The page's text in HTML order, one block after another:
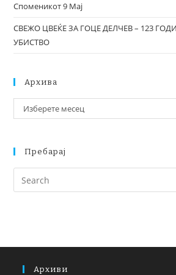
Споменикот 9 Мај
СВЕЖО ЦВЕЌЕ ЗА ГОЦЕ ДЕЛЧЕВ – 123
УБИСТВО
Архива
Изберете месец
Пребарај
Архиви